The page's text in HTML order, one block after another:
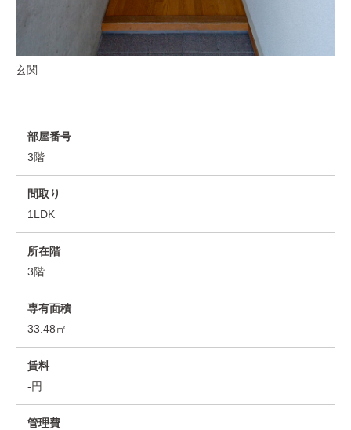
玄関
部屋番号
3階
間取り
1LDK
所在階
3階
専有面積
33.48㎡
賃料
-円
管理費